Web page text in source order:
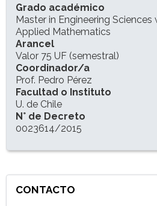
INFORMACIÓN DEL
Grado académico
Master in Engineering
Applied Mathematics
Arancel
Valor 75 UF (semestral)
Coordinador/a
Prof. Pedro Pérez
Facultad o Instituto
U. de Chile
N° de Decreto
0023614/2015
CONTACTO